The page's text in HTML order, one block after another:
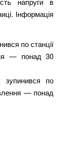
Інформація
по станції
— понад 30
по
— понад